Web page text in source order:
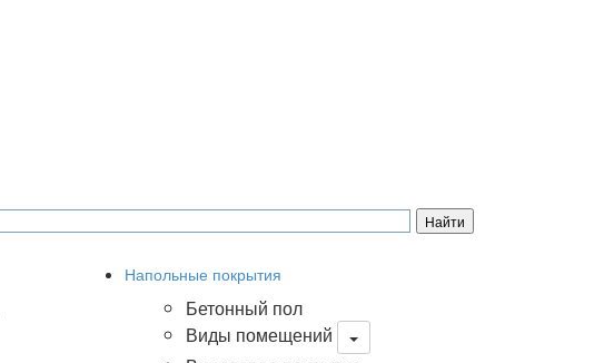
Напольные покрытия
Бетонный пол
Виды помещений